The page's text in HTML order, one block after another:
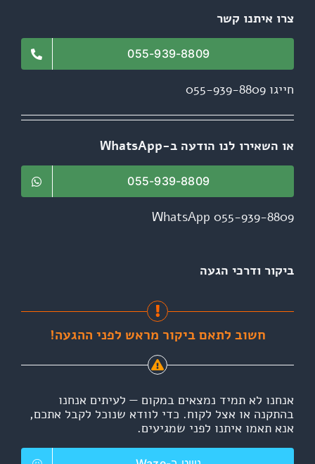
צרו איתנו קשר
055-939-8809
חייגו 055-939-8809
או השאירו לנו הודעה ב-WhatsApp
055-939-8809
WhatsApp 055-939-8809
ביקור ודרכי הגעה
חשוב לתאם ביקור מראש לפני ההגעה!
אנחנו לא תמיד נמצאים במקום — לעיתים אנחנו
בהתקנה או אצל לקוח. כדי לוודא שנוכל לקבל אתכם,
אנא תאמו איתנו לפני שמגיעים.